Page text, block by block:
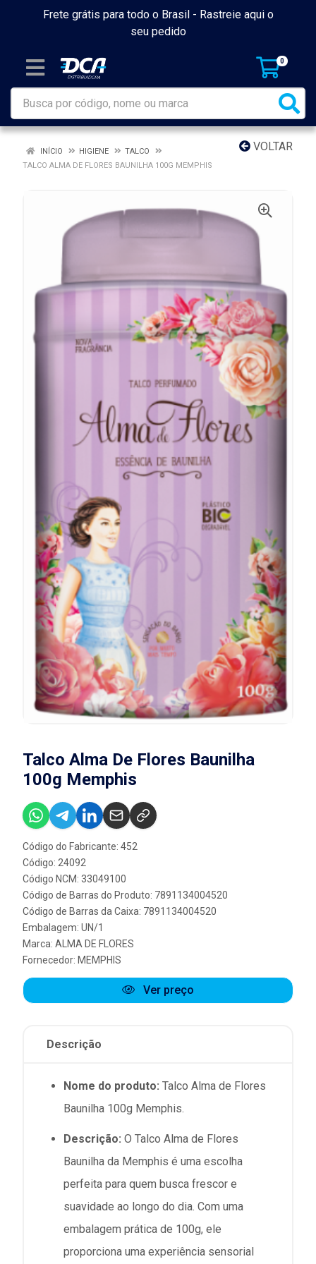
Frete grátis para todo o Brasil - Rastreie aqui o
seu pedido
0
VOLTAR
INÍCIO HIGIENE
TALCO
TALCO ALMA DE FLORES BAUNILHA 100G MEMPHIS
Talco Alma De Flores Baunilha
100g Memphis
Código do Fabricante: 452
Código: 24092
Código NCM: 33049100
Código de Barras do Produto: 7891134004520
Código de Barras da Caixa: 7891134004520
Embalagem: UN/1
Marca: ALMA DE FLORES
Fornecedor: MEMPHIS
Ver preço
Descrição
Nome do produto: Talco Alma de Flores
Baunilha 100g Memphis.
Descrição: O Talco Alma de Flores
Baunilha da Memphis é uma escolha
perfeita para quem busca frescor e
suavidade ao longo do dia. Com uma
embalagem prática de 100g, ele
proporciona uma experiência sensorial